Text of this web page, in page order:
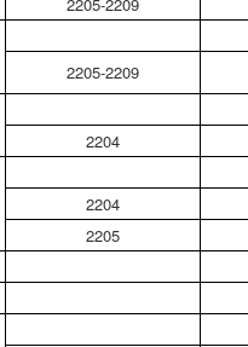
2205-2209
2204
2204
2205